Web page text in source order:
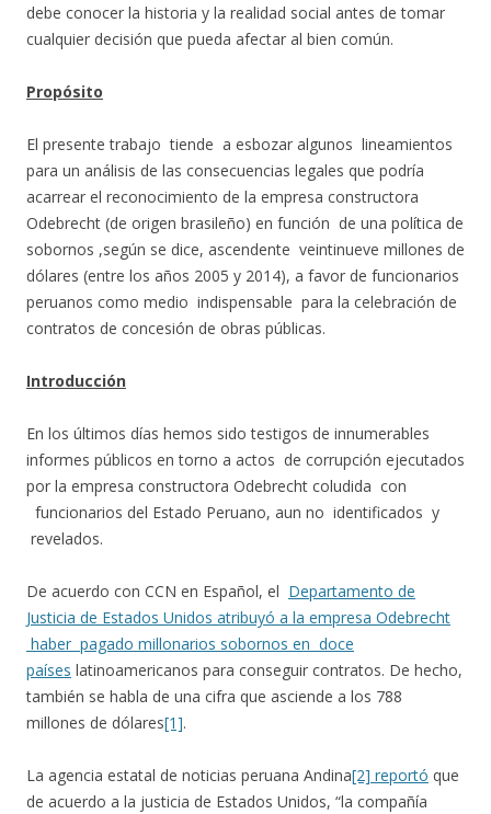
debe conocer la historia y la realidad social antes de tomar
cualquier decisión que pueda afectar al bien común.
Propósito
El presente trabajo tiende a esbozar algunos lineamientos
para un análisis de las consecuencias legales que podría
acarrear el reconocimiento de la empresa constructora
Odebrecht (de origen brasileño) en función de una política de
sobornos ,según se dice, ascendente veintinueve millones de
dólares (entre los años 2005 y 2014), a favor de funcionarios
peruanos como medio indispensable para la celebración de
contratos de concesión de obras públicas.
Introducción
En los últimos días hemos sido testigos de innumerables
informes públicos en torno a actos de corrupción ejecutados
por la empresa constructora Odebrecht coludida con
funcionarios del Estado Peruano, aun no identificados y
revelados.
De acuerdo con CCN en Español, el Departamento de
Justicia de Estados Unidos atribuyó a la empresa Odebrecht
haber pagado millonarios sobornos en doce
países latinoamericanos para conseguir contratos. De hecho,
también se habla de una cifra que asciende a los 788
millones de dólares[1].
La agencia estatal de noticias peruana Andina[2] reportó que
de acuerdo a la justicia de Estados Unidos, “la compañía